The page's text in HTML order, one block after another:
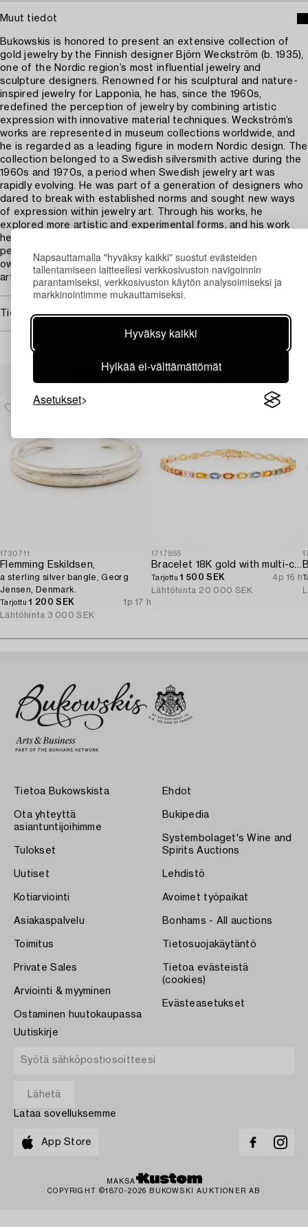
Napsauttamalla "hyväksy kaikki" suostut evästeiden
tallentamiseen laitteellesi verkkosivuston navigoinnin
parantamiseksi, verkkosivuston käytön analysoimiseksi ja
markkinointimme mukauttamiseksi.
Hyväksy kaikki
Hylkää ei-välttämättömät
Asetukset
Muut tiedot
Bukowskis is honored to present an extensive collection of
gold jewelry by the Finnish designer Björn Weckström (b. 1935),
one of the Nordic region’s most influential jewelry and
sculpture designers. Renowned for his sculptural and nature-
inspired jewelry for Lapponia, he has, since the 1960s,
redefined the perception of jewelry by combining artistic
expression with innovative material techniques. Weckström’s
works are represented in museum collections worldwide, and
he is regarded as a leading figure in modern Nordic design. The
collection belonged to a Swedish silversmith active during the
1960s and 1970s, a period when Swedish jewelry art was
rapidly evolving. He was part of a generation of designers who
dared to break with established norms and sought new ways
of expression within jewelry art. Through his works, he
explored more artistic and experimental forms, and his work
helped expand the boundaries of how jewelry could be
perceived—not merely as decorative objects, but as art in its
own right. Like Björn Weckström, he believed that jewelry is an
art form on the same level as sculpture and visual art.
Tietoa ostamisesta
Muiden katsomia kohteita
1730711
Flemming Eskildsen,
a sterling silver bangle, Georg
Jensen, Denmark.
Tarjottu1 200 SEK
1p 17 h
Lähtöhinta 3 000 SEK
1717855
Bracelet 18K gold with multi-coloured sapphires and round brilliant-cut diamonds.
Tarjottu1 500 SEK
4p 16 h
Lähtöhinta 20 000 SEK
Tietoa Bukowskista
Ota yhteyttä
asiantuntijoihimme
Tulokset
Uutiset
Kotiarviointi
Asiakaspalvelu
Toimitus
Private Sales
Arviointi & myyminen
Ostaminen huutokaupassa
Ehdot
Bukipedia
Systembolaget's Wine and
Spirits Auctions
Lehdistö
Avoimet työpaikat
Bonhams - All auctions
Tietosuojakäytäntö
Tietoa evästeistä
(cookies)
Evästeasetukset
Uutiskirje
Lataa sovelluksemme
App Store
MAKSA
COPYRIGHT ©1870-2026 BUKOWSKI AUKTIONER AB